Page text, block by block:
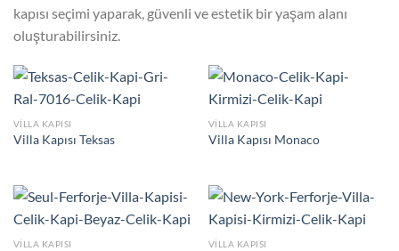
kapısı seçimi yaparak, güvenli ve estetik bir yaşam alanı
oluşturabilirsiniz.
VILLA KAPISI
Villa Kapısı Teksas
VILLA KAPISI
Villa Kapısı Monaco
VILLA KAPISI VILLA KAPISI